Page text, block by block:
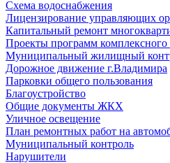
Схема водоснабжения
Лицензирование управляющих
Капитальный ремонт
Проекты программ комплексного
Муниципальный жилищный
Дорожное движение г.Владимира
Парковки общего пользования
Благоустройство
Общие документы ЖКХ
Уличное освещение
План ремонтных работ на
Муниципальный контроль
Нарушители